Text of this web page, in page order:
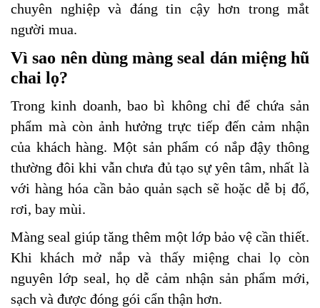
chuyên nghiệp và đáng tin cậy hơn trong mắt
người mua.
Vì sao nên dùng màng seal dán miệng hũ
chai lọ?
Trong kinh doanh, bao bì không chỉ để chứa sản
phẩm mà còn ảnh hưởng trực tiếp đến cảm nhận
của khách hàng. Một sản phẩm có nắp đậy thông
thường đôi khi vẫn chưa đủ tạo sự yên tâm, nhất là
với hàng hóa cần bảo quản sạch sẽ hoặc dễ bị đổ,
rơi, bay mùi.
Màng seal giúp tăng thêm một lớp bảo vệ cần thiết.
Khi khách mở nắp và thấy miệng chai lọ còn
nguyên lớp seal, họ dễ cảm nhận sản phẩm mới,
sạch và được đóng gói cẩn thận hơn.